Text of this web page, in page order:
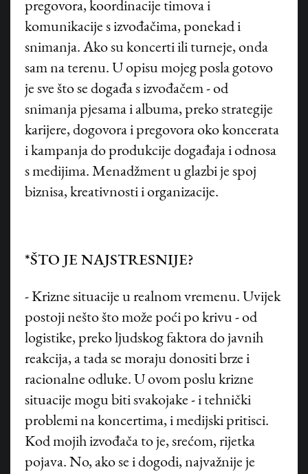
pregovora, koordinacije timova i
komunikacije s izvođačima, ponekad i
snimanja. Ako su koncerti ili turneje, onda
sam na terenu. U opisu mojeg posla gotovo
je sve što se događa s izvođačem - od
snimanja pjesama i albuma, preko strategije
karijere, dogovora i pregovora oko koncerata
i kampanja do produkcije događaja i odnosa
s medijima. Menadžment u glazbi je spoj
biznisa, kreativnosti i organizacije.
*ŠTO JE NAJSTRESNIJE?
- Krizne situacije u realnom vremenu. Uvijek
postoji nešto što može poći po krivu - od
logistike, preko ljudskog faktora do javnih
reakcija, a tada se moraju donositi brze i
racionalne odluke. U ovom poslu krizne
situacije mogu biti svakojake - i tehnički
problemi na koncertima, i medijski pritisci.
Kod mojih izvođača to je, srećom, rijetka
pojava. No, ako se i dogodi, najvažnije je